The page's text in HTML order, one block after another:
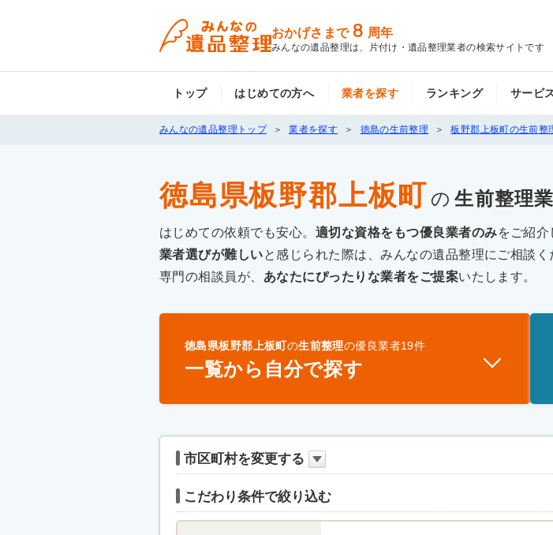
おかげさまで 8 周年
みんなの遺品整理は、片付け・遺品整理業者の検索サイトです
トップ はじめての方へ 業者を探す ランキング サービ
みんなの遺品整理トップ 業者を探す 徳島の生前整理 板野郡上板町の生前整
徳島県板野郡上板町 の 生前整理
はじめての依頼でも安心。 適切な資格をもつ優良業者のみをご紹介
業者選びが難しいと感じられた際は、みんなの遺品整理にご相談く
専門の相談員が、 あなたにぴったりな業者をご提案いたします。
徳島県板野郡上板町の生前整理の優良業者19件
一覧から自分で探す
市区町村を変更する
こだわり条件で絞り込む